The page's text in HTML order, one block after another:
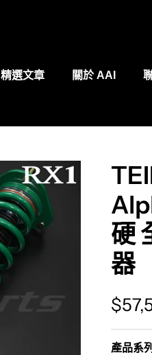
精選文章 關於 AAI
硬
器
產品系列